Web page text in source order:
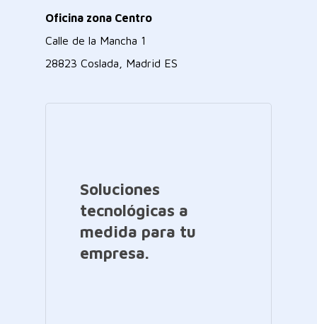
Oficina zona Centro
Calle de la Mancha 1
28823 Coslada, Madrid ES
Soluciones
tecnológicas a
medida para tu
empresa.